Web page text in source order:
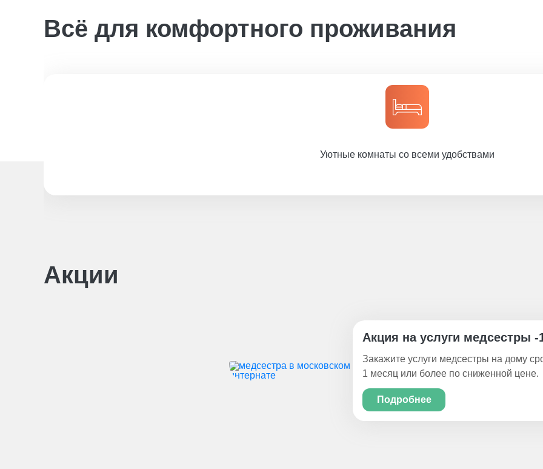
Всё для комфортного проживания
Уютные комнаты со всеми удобствами
Акции
Акция на услуги медсестры -
Закажите услуги медсестры на дому
1 месяц или более по сниженной цене.
Подробнее